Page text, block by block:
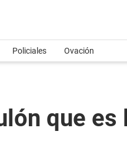
Policiales Ovación
que es